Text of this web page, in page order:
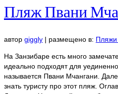
Пляж Пвани
автор giggly | размещено в: Пляжи
На Занзибаре есть много
идеально подходят для
называется Пвани Мчангани.
знать туристу про этот пляж.